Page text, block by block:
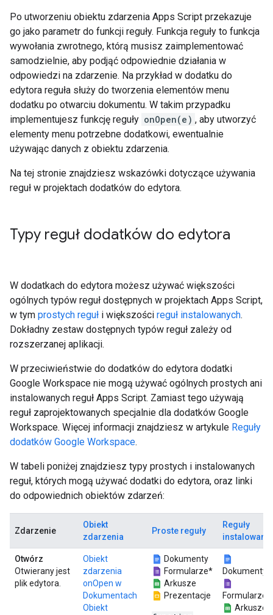
Po utworzeniu obiektu zdarzenia Apps Script przekazuje
go jako parametr do funkcji reguły. Funkcja reguły to funkcja
wywołania zwrotnego, którą musisz zaimplementować
samodzielnie, aby podjąć odpowiednie działania w
odpowiedzi na zdarzenie. Na przykład w dodatku do
edytora reguła służy do tworzenia elementów menu
dodatku po otwarciu dokumentu. W takim przypadku
implementujesz funkcję reguły onOpen(e) , aby utworzyć
elementy menu potrzebne dodatkowi, ewentualnie
używając danych z obiektu zdarzenia.
Na tej stronie znajdziesz wskazówki dotyczące używania
reguł w projektach dodatków do edytora.
Typy reguł dodatków do edytora
W dodatkach do edytora możesz używać większości
ogólnych typów reguł dostępnych w projektach Apps Script,
w tym prostych reguł i większości reguł instalowanych.
Dokładny zestaw dostępnych typów reguł zależy od
rozszerzanej aplikacji.
W przeciwieństwie do dodatków do edytora dodatki
Google Workspace nie mogą używać ogólnych prostych ani
instalowanych reguł Apps Script. Zamiast tego używają
reguł zaprojektowanych specjalnie dla dodatków Google
Workspace. Więcej informacji znajdziesz w artykule Reguły
dodatków Google Workspace.
W tabeli poniżej znajdziesz typy prostych i instalowanych
reguł, których mogą używać dodatki do edytora, oraz linki
do odpowiednich obiektów zdarzeń:
Zdarzenie
Obiekt
zdarzenia
Proste reguły
Reguły
instalowane
Otwórz
Otwierany jest
plik edytora.
Obiekt
zdarzenia
onOpen w
Dokumentach
Obiekt
Dokumenty
Formularze*
Arkusze
Prezentacje
Dokumenty
Formularze
Arkusze